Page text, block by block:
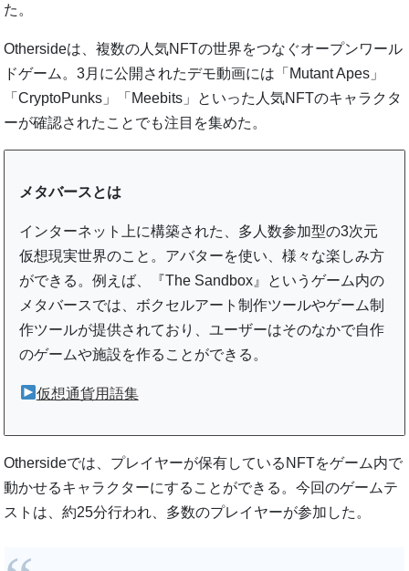
た。
Othersideは、複数の人気NFTの世界をつなぐオープンワール
ドゲーム。3月に公開されたデモ動画には「Mutant Apes」
「CryptoPunks」「Meebits」といった人気NFTのキャラクタ
ーが確認されたことでも注目を集めた。
メタバースとは
インターネット上に構築された、多人数参加型の3次元
仮想現実世界のこと。アバターを使い、様々な楽しみ方
ができる。例えば、『The Sandbox』というゲーム内の
メタバースでは、ボクセルアート制作ツールやゲーム制
作ツールが提供されており、ユーザーはそのなかで自作
のゲームや施設を作ることができる。
仮想通貨用語集
Othersideでは、プレイヤーが保有しているNFTをゲーム内で
動かせるキャラクターにすることができる。今回のゲームテ
ストは、約25分行われ、多数のプレイヤーが参加した。